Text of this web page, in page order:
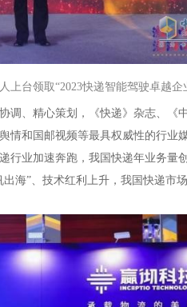
上台领取“2023快递智能驾驶卓越企
调、精心策划，《快递》杂志、《
情和国邮视频等最具权威性的行业
行业加速奔跑，我国快递年业务量
海”、技术红利上升，我国快递市